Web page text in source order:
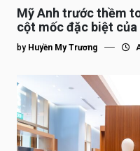
Mỹ Anh trước thềm
cột mốc đặc biệt
tế”
by Huyền My Trương